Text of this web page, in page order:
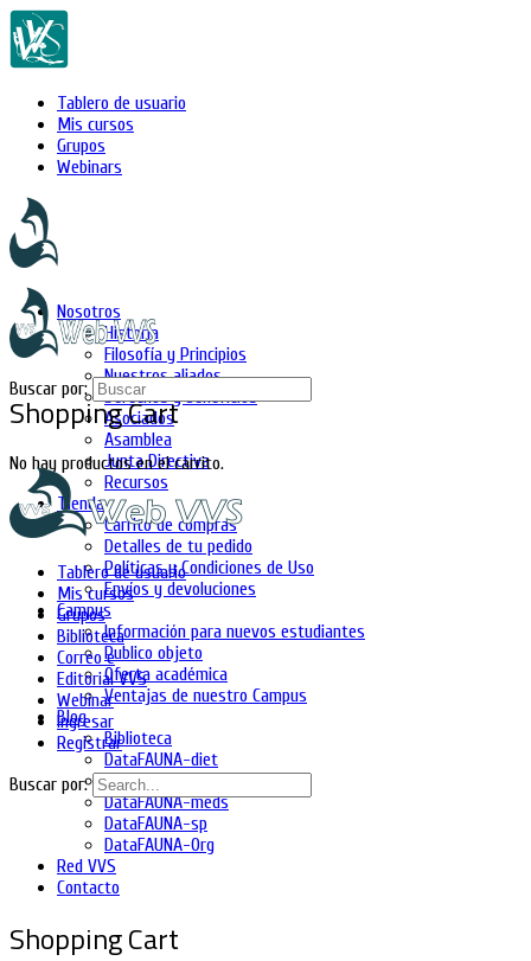
Tablero de usuario
Mis cursos
Grupos
Webinars
Nosotros
Historia
Filosofía y Principios
Nuestros aliados
Derechos y beneficios
Asociados
Asamblea
Junta Directiva
Recursos
Tienda
Carrito de compras
Detalles de tu pedido
Políticas y Condiciones de Uso
Envíos y devoluciones
Campus
Información para nuevos estudiantes
Publico objeto
Oferta académica
Ventajas de nuestro Campus
Blog
Biblioteca
DataFAUNA-diet
DataFAUNA-inia
DataFAUNA-meds
DataFAUNA-sp
DataFAUNA-Org
Red VVS
Contacto
Shopping Cart
Shopping Cart
No hay productos en el carrito.
Buscar por:
Tablero de usuario
Mis cursos
Grupos
Biblioteca
Correo e
Editorial VVS
Webinar
Ingresar
Registrar
Buscar por: